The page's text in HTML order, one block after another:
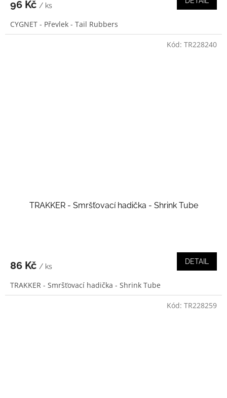
96 Kč / ks
CYGNET - Převlek - Tail Rubbers
TRAKKER - Smršťovací hadička - Shrink Tube
86 Kč / ks
DETAIL
TRAKKER - Smršťovací hadička - Shrink Tube
Kód: TR228240
Kód: TR228259